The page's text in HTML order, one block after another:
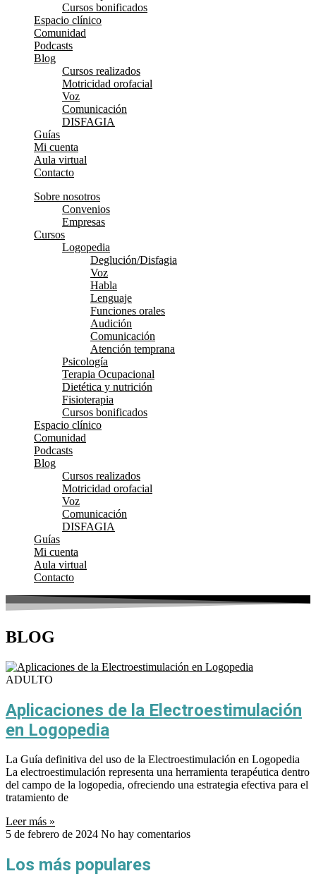
Cursos bonificados
Espacio clínico
Comunidad
Podcasts
Blog
Cursos realizados
Motricidad orofacial
Voz
Comunicación
DISFAGIA
Guías
Mi cuenta
Aula virtual
Contacto
Sobre nosotros
Convenios
Empresas
Cursos
Logopedia
Deglución/Disfagia
Voz
Habla
Lenguaje
Funciones orales
Audición
Comunicación
Atención temprana
Psicología
Terapia Ocupacional
Dietética y nutrición
Fisioterapia
Cursos bonificados
Espacio clínico
Comunidad
Podcasts
Blog
Cursos realizados
Motricidad orofacial
Voz
Comunicación
DISFAGIA
Guías
Mi cuenta
Aula virtual
Contacto
BLOG
ADULTO
Aplicaciones de la Electroestimulación
en Logopedia
La Guía definitiva del uso de la Electroestimulación en Logopedia
La electroestimulación representa una herramienta terapéutica dentro
del campo de la logopedia, ofreciendo una estrategia efectiva para el
tratamiento de
Leer más »
5 de febrero de 2024 No hay comentarios
Los más populares